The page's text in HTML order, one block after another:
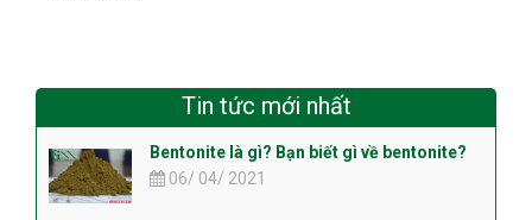
Tin tức mới nhất
Bentonite là gì? Bạn biết gì về bentonite?
06/ 04/ 2021